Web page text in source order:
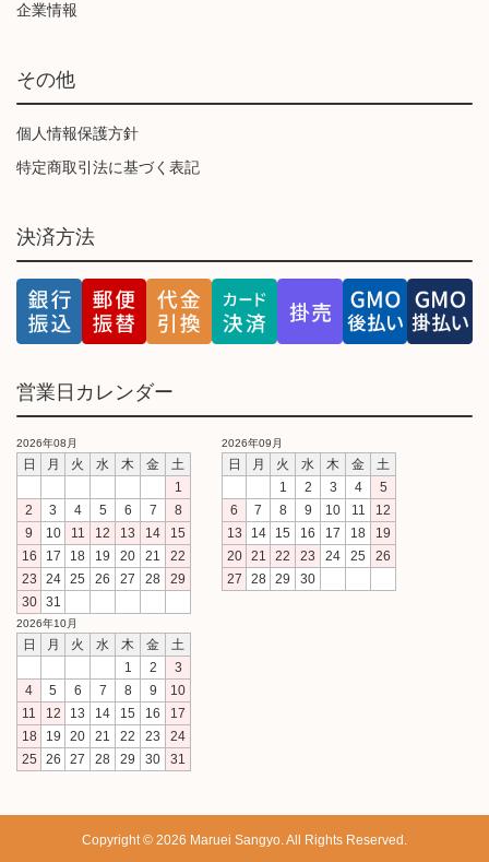
企業情報
その他
個人情報保護方針
特定商取引法に基づく表記
決済方法
営業日カレンダー
2026年08月
日 月 火 水 木 金
土
1
2
3 4 5 6 7
8
9
10 11 12 13 14
15
16
17 18 19 20 21
22
23
24 25 26 27 28
29
30
31
2026年09月
日 月 火 水 木 金
土
1
2 3 4
5
6
7 8 9 10 11
12
13
14 15 16 17 18
19
20
21 22 23 24 25
26
27
28 29 30
2026年10月
日 月 火 水 木 金
土
1
2
3
4
5 6 7 8 9
10
11
12 13 14 15 16
17
18
19 20 21 22 23
24
25
26 27 28 29 30 31
Copyright © 2026 Maruei Sangyo. All Rights Reserved.